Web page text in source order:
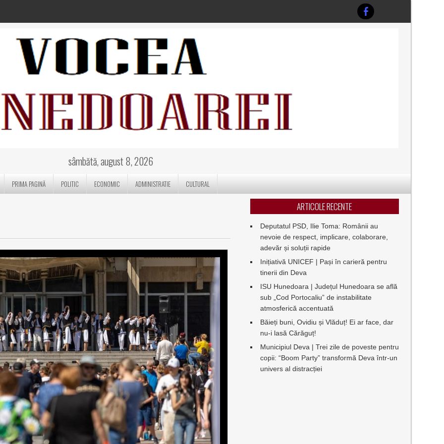
sâmbătă, august 8, 2026
PRIMA PAGINĂ POLITIC ECONOMIC ADMINISTRATIE CULTURAL
ARTICOLE RECENTE
Deputatul PSD, Ilie Toma: Românii au
nevoie de respect, implicare, colaborare,
adevăr și soluții rapide
Inițiativă UNICEF | Pași în carieră pentru
tinerii din Deva
ISU Hunedoara | Județul Hunedoara se află
sub „Cod Portocaliu” de instabilitate
atmosferică accentuată
Băieți buni, Ovidiu și Vlăduț! Ei ar face, dar
nu-i lasă Cărăguț!
Municipiul Deva | Trei zile de poveste pentru
copii: “Boom Party” transformă Deva într-un
univers al distracției